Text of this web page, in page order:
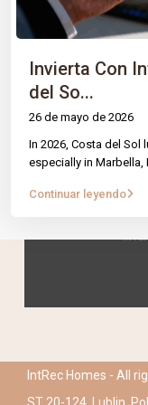
Invierta Con
del So...
26 de mayo de 2026
In 2026, Costa del Sol
especially in Marbella,
Continuar leyendo
IntRec Homes - All